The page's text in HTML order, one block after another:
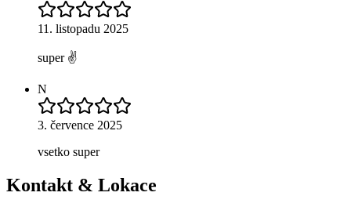
11. listopadu 2025
super ✌️
N
3. července 2025
vsetko super
Kontakt & Lokace